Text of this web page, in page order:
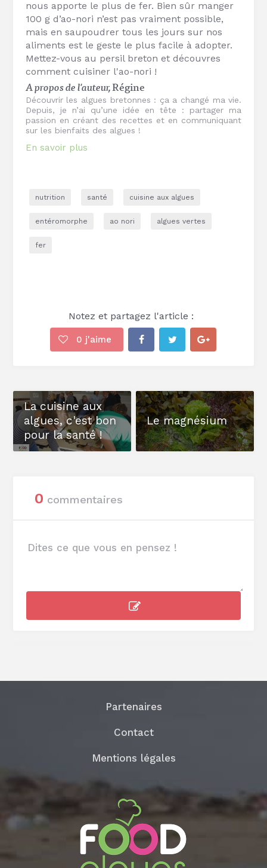
nous apporte le plus de fer. Bien sûr manger
100 g d’ao-nori n’est pas vraiment possible,
mais en saupoudrer tous les jours sur nos
aliments est le geste le plus facile à adopter.
Mettez-vous au persil breton et découvres
comment cuisiner l'ao-nori !
A propos de l'auteur,Régine
Découvrir les algues bretonnes : ça a changé ma vie.
Depuis, je n’ai qu’une idée en tête : partager ma
passion en créant des recettes et en communiquant
sur les bienfaits des algues !
En savoir plus
nutrition santé cuisine aux algues
entéromorphe ao nori algues vertes
fer
Notez et partagez l'article :
0 j'aime
La cuisine aux
algues, c'est bon
pour la santé !
Le magnésium
0 commentaires
Partenaires
Contact
Mentions légales